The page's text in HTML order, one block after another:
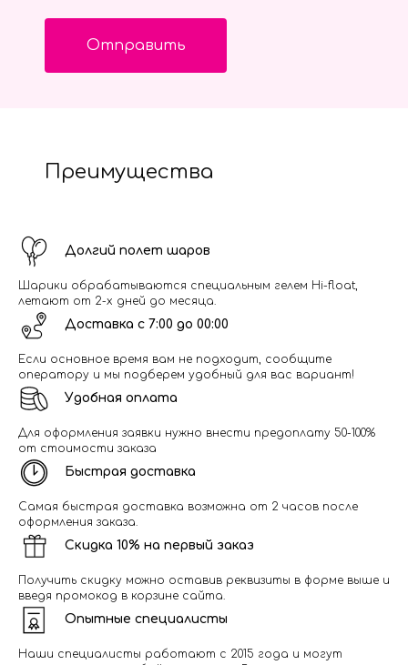
Отправить
Преимущества
Долгий полет шаров
Шарики обрабатываются специальным гелем Hi-float,
летают от 2-х дней до месяца.
Доставка с 7:00 до 00:00
Если основное время вам не подходит, сообщите
оператору и мы подберем удобный для вас вариант!
Удобная оплата
Для оформления заявки нужно внести предоплату 50-100%
от стоимости заказа
Быстрая доставка
Самая быстрая доставка возможна от 2 часов после
оформления заказа.
Скидка 10% на первый заказ
Получить скидку можно оставив реквизиты в форме выше и
введя промокод в корзине сайта.
Опытные специалисты
Наши специалисты работают с 2015 года и могут